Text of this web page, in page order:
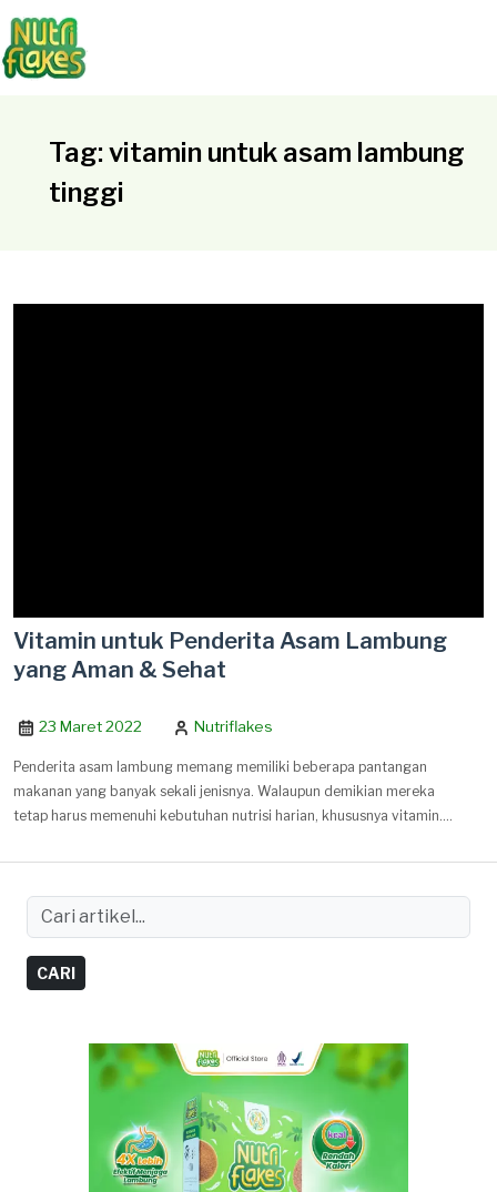
Tag: vitamin untuk asam lambung
tinggi
Vitamin untuk Penderita Asam Lambung
yang Aman & Sehat
23 Maret 2022 Nutriflakes
Penderita asam lambung memang memiliki beberapa pantangan
makanan yang banyak sekali jenisnya. Walaupun demikian mereka
tetap harus memenuhi kebutuhan nutrisi harian, khususnya vitamin.
untuk kesehatan?
CARI